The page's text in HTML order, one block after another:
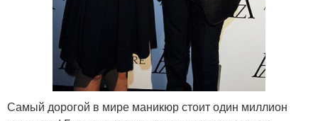
Самый дорогой в мире маникюр стоит один миллион